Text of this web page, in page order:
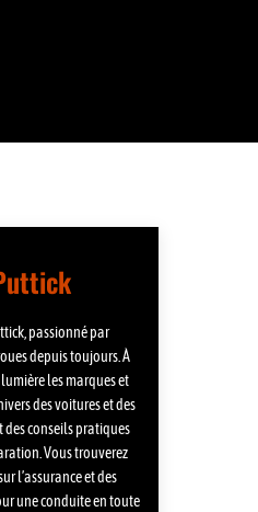
passionné par
depuis toujours. À
les marques et
des voitures et des
conseils pratiques
Vous trouverez
l’assurance et des
une conduite en toute